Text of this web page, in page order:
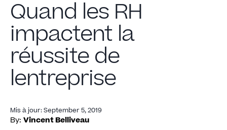
Quand les RH
impactent la
réussite de
lentreprise
Mis à jour:September 5, 2019
By: Vincent Belliveau